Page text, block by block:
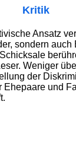
Kritik
Ansatz
sondern auch
Weniger
der
Ehepaare und